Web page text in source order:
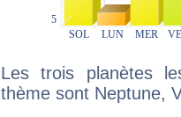
Les trois planètes
thème sont Neptune,